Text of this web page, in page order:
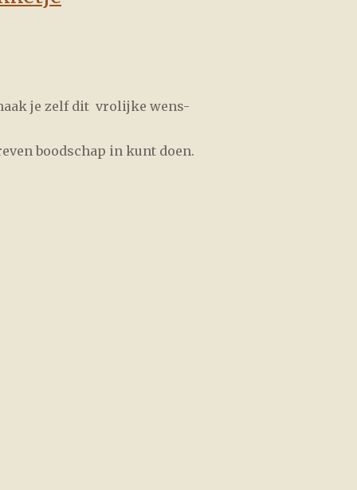
je zelf dit vrolijke wens-
boodschap in kunt doen.